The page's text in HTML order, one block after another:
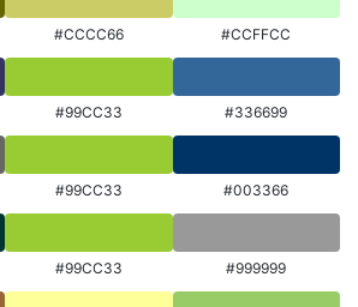
#CCCC66 #CCFFCC
#99CC33 #336699
#99CC33 #003366
#99CC33 #999999